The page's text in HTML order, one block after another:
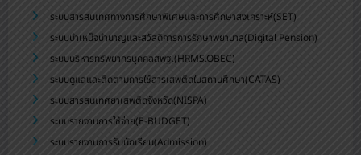
ระบบสารสนเทศทางการศึกษาพิเศษและการศึกษาสงเคราะห์(SET)
ระบบบำเหน็จบำนาญและสวัสดิการการรักษาพยาบาล(Digital Pension)
ระบบบริหารทรัพยากรบุคคลสพฐ.(HRMS.OBEC)
ระบบดูแลและติดตามการใช้สารเสพติดในสถานศึกษา(CATAS)
ระบบสารสนเทศยาเสพติดจังหวัด(NISPA)
ระบบรายงานการใช้จ่าย(E-BUDGET)
ระบบรายงานการรับนักเรียน(Admission)